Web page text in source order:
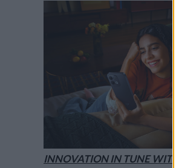
INNOVATION IN TUNE WITH